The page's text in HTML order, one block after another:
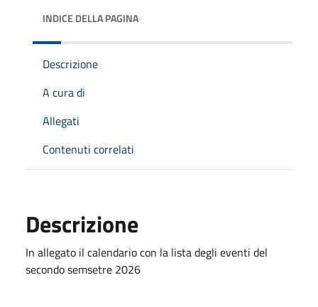
INDICE DELLA PAGINA
Descrizione
A cura di
Allegati
Contenuti correlati
Descrizione
In allegato il calendario con la lista degli eventi del
secondo semsetre 2026